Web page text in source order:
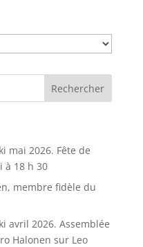
mai 2026. Fête de
à 18 h 30
membre fidèle du
avril 2026. Assemblée
Halonen sur Leo